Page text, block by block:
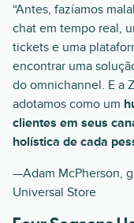
“Antes, fazíamos
chat em tempo real,
tickets e uma
encontrar uma
do omnichannel. E a
adotamos como um
clientes em seus
holística de cada
—Adam McPherson,
Universal Store